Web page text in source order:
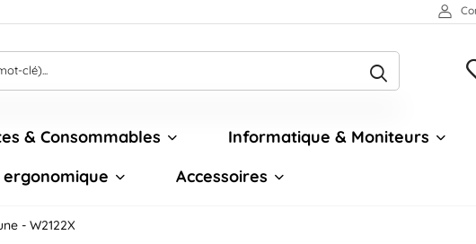
& Consommables
Informatique & Moniteurs
Accessoires
- W2122X